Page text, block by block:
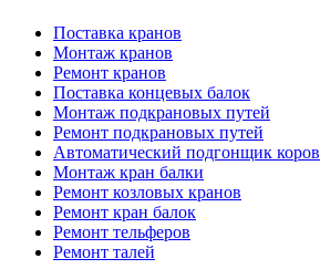
Поставка кранов
Монтаж кранов
Ремонт кранов
Поставка концевых балок
Монтаж подкрановых путей
Ремонт подкрановых путей
Автоматический подгонщик коров
Монтаж кран балки
Ремонт козловых кранов
Ремонт кран балок
Ремонт тельферов
Ремонт талей